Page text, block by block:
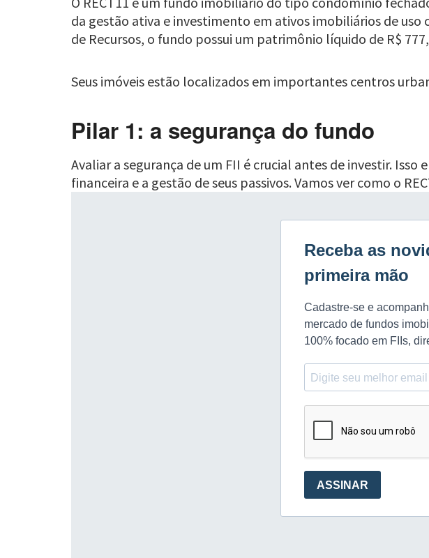
da gestão ativa e investimento em ativos imobiliários de
de Recursos, o fundo possui um patrimônio líquido de R$
Seus imóveis estão localizados em importantes centros
Pilar 1: a segurança do fundo
Avaliar a segurança de um FII é crucial antes de investir.
financeira e a gestão de seus passivos. Vamos ver como o